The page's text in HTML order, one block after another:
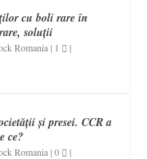
cu boli rare în
soluții
Romania| 1 |
și presei. CCR a
ce?
Romania|0 |